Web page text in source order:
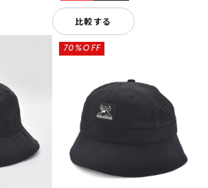
比較する
70%OFF